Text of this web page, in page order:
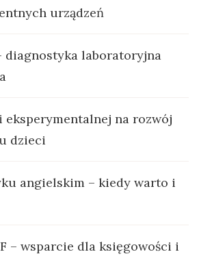
urządzeń
diagnostyka laboratoryjna
eksperymentalnej na rozwój
dzieci
angielskim – kiedy warto i
– wsparcie dla księgowości i